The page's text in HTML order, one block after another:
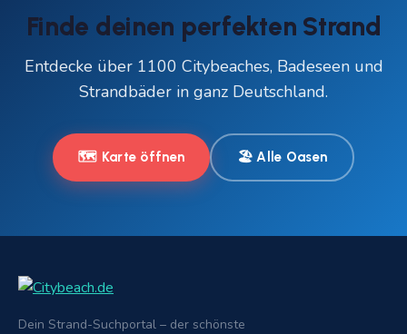
Finde deinen perfekten Strand
Entdecke über 1100 Citybeaches, Badeseen und
Strandbäder in ganz Deutschland.
🗺️ Karte öffnen 🏖️ Alle Oasen
Dein Strand-Suchportal – der schönste